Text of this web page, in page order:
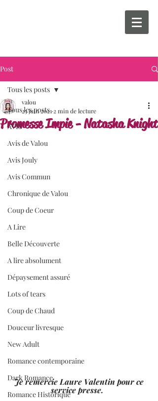
Post
Tous les posts
AVIS
Avis de Valou
Avis Jouly
Avis Commun
Chronique de Valou
Coup de Coeur
A Lire
Belle Découverte
A lire absolument
Dépaysement assuré
Lots of tears
Coup de Chaud
Douceur livresque
New Adult
Romance contemporaine
Dark Romance
Romance Historique
Tous les posts
Promesse Impie - Natasha Knight
valou
25 juin 2021 2 min de lecture
Je remercie Laure Valentin pour ce
service presse.